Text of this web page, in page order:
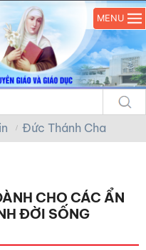
MENU
Đức Thánh Cha
CHO CÁC ẨN
ĐỜI SỐNG